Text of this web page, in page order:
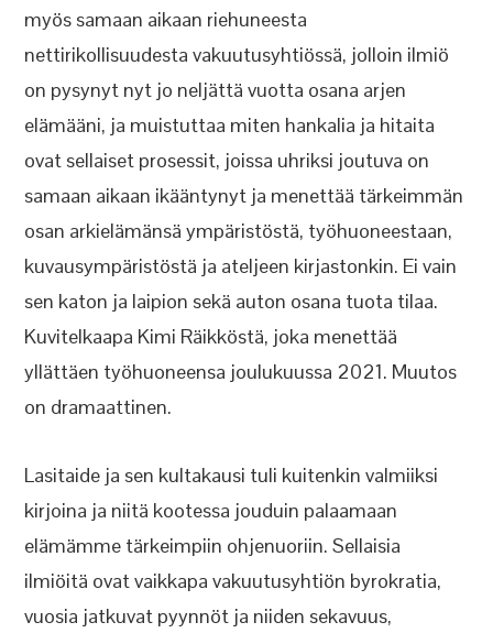
myös samaan aikaan riehuneesta
nettirikollisuudesta vakuutusyhtiössä, jolloin ilmiö
on pysynyt nyt jo neljättä vuotta osana arjen
elämääni, ja muistuttaa miten hankalia ja hitaita
ovat sellaiset prosessit, joissa uhriksi joutuva on
samaan aikaan ikääntynyt ja menettää tärkeimmän
osan arkielämänsä ympäristöstä, työhuoneestaan,
kuvausympäristöstä ja ateljeen kirjastonkin. Ei vain
sen katon ja laipion sekä auton osana tuota tilaa.
Kuvitelkaapa Kimi Räikköstä, joka menettää
yllättäen työhuoneensa joulukuussa 2021. Muutos
on dramaattinen.
Lasitaide ja sen kultakausi tuli kuitenkin valmiiksi
kirjoina ja niitä kootessa jouduin palaamaan
elämämme tärkeimpiin ohjenuoriin. Sellaisia
ilmiöitä ovat vaikkapa vakuutusyhtiön byrokratia,
vuosia jatkuvat pyynnöt ja niiden sekavuus,